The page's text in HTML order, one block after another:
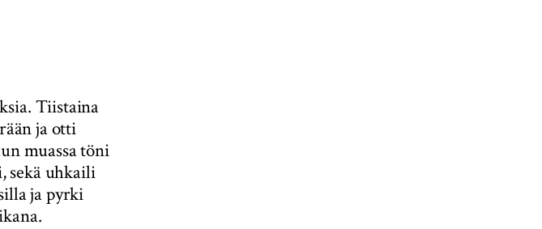
Tiistaina
ja otti
muassa töni
sekä uhkaili
ja pyrki